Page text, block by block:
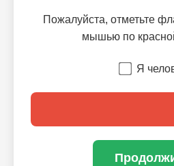
Пожалуйста, отметьте
мышью по
Я